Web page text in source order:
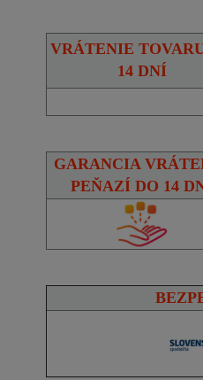
VRÁTENIE
14 DNÍ
GARANCIA
PEŇAZÍ DO 14